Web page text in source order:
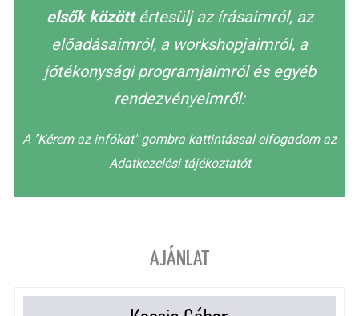
elsők közöttértesülj az írásaimról, az
előadásaimról, a workshopjaimról, a
jótékonysági programjaimról és egyéb
rendezvényeimről:
A "Kérem az infókat" gombra kattintással elfogadom az
Adatkezelési tájékoztatót
AJÁNLAT